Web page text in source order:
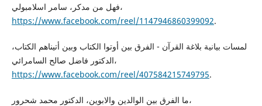
فهل من مدكر، سامر اسلامبولي،
https://www.facebook.com/reel/1147946860399092.
لمسات بيانية بلاغة القرآن - الفرق بين أوتوا الكتاب وبين أتيناهم الكتاب،
الدكتور فاضل صالح السامرائي،
https://www.facebook.com/reel/407584215749795.
ما الفرق بين الوالدين والابوين، الدكتور محمد شحرور،